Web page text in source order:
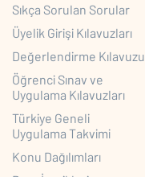
Sıkça Sorulan Sorular
Üyelik Girişi Kılavuzları
Değerlendirme Kılavuzu
Öğrenci Sınav ve
Uygulama Kılavuzları
Türkiye Geneli
Uygulama Takvimi
Konu Dağılımları